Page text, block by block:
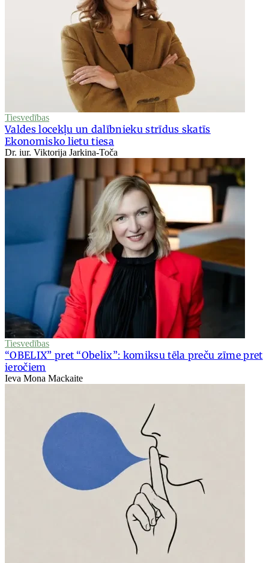
Tiesvedības
Valdes locekļu un dalībnieku strīdus skatīs
Ekonomisko lietu tiesa
Dr. iur. Viktorija Jarkina-Toča
Tiesvedības
“OBELIX” pret “Obelix”: komiksu tēla preču zīme pret
ieročiem
Ieva Mona Mackaite